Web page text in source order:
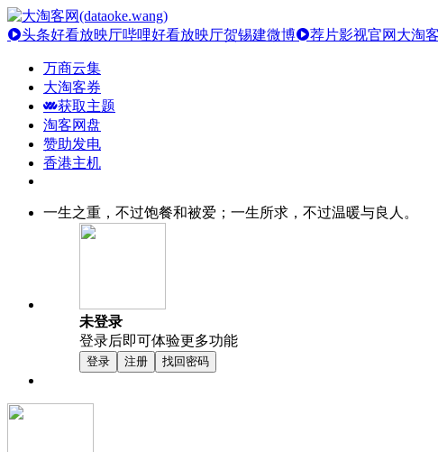
头条好看放映厅哔哩好看放映厅贺锡建微博 荐片影视官网 大淘
万商云集
大淘客券
获取主题
淘客网盘
赞助发电
香港主机
一生之重，不过饱餐和被爱；一生所求，不过温暖与良人。
未登录
登录后即可体验更多功能
登录 注册 找回密码